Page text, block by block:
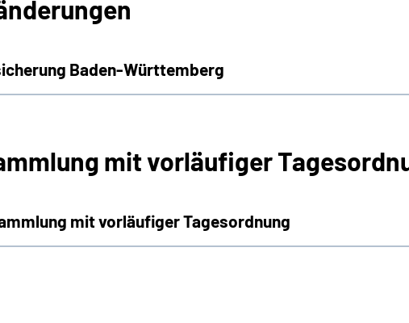
Baden-Württemberg
mit vorläufiger
mit vorläufiger Tagesordnung